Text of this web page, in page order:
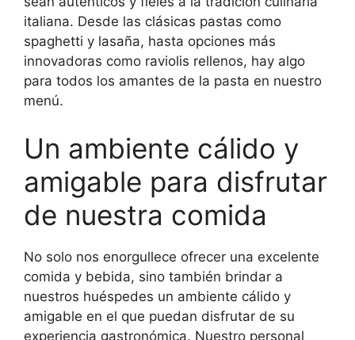
italiana. Desde las clásicas pastas como
spaghetti y lasaña, hasta opciones más
innovadoras como raviolis rellenos, hay algo
para todos los amantes de la pasta en nuestro
menú.
Un ambiente cálido y
amigable para disfrutar
de nuestra comida
No solo nos enorgullece ofrecer una excelente
comida y bebida, sino también brindar a
nuestros huéspedes un ambiente cálido y
amigable en el que puedan disfrutar de su
experiencia gastronómica. Nuestro personal